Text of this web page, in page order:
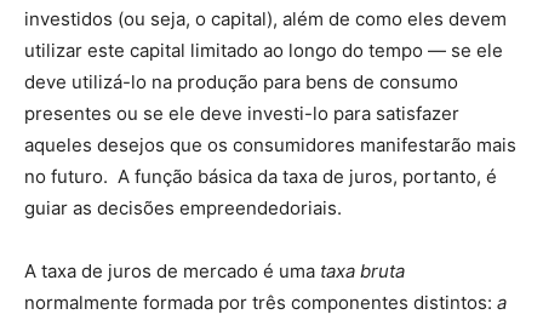
investidos (ou seja, o capital), além de como eles devem
utilizar este capital limitado ao longo do tempo — se ele
deve utilizá-lo na produção para bens de consumo
presentes ou se ele deve investi-lo para satisfazer
aqueles desejos que os consumidores manifestarão mais
no futuro. A função básica da taxa de juros, portanto, é
guiar as decisões empreendedoriais.
A taxa de juros de mercado é uma taxa bruta
normalmente formada por três componentes distintos: a